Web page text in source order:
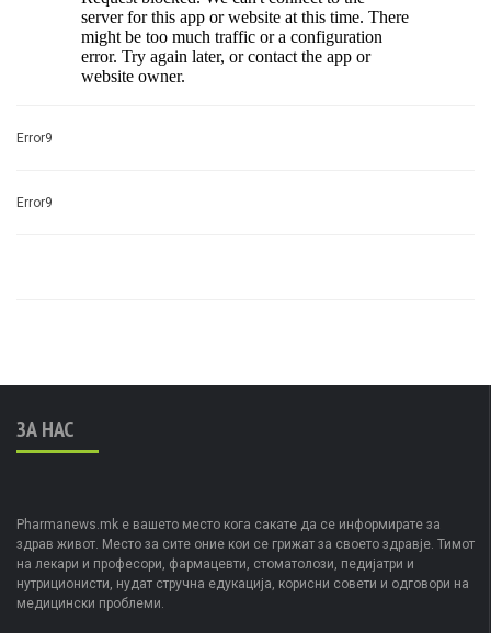
Error9
Error9
ЗА НАС
Pharmanews.mk е вашето место кога сакате да се информирате за
здрав живот. Место за сите оние кои се грижат за своето здравје. Тимот
на лекари и професори, фармацевти, стоматолози, педијатри и
нутриционисти, нудат стручна едукација, корисни совети и одговори на
медицински проблеми.